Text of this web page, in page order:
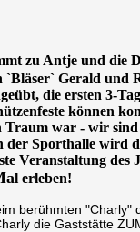
zu Antje und die
`Bläser` Gerald und
die ersten 3-
können
Traum war - wir
der Sporthalle wird
Veranstaltung des
l erleben!
berühmten "Charly"
die Gaststätte